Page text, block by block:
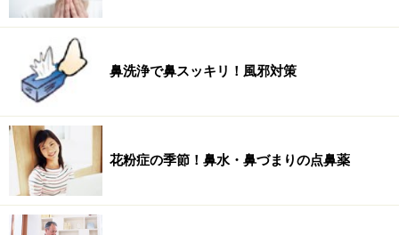
鼻洗浄で鼻スッキリ！風邪対策
花粉症の季節！鼻水・鼻づまりの点鼻薬